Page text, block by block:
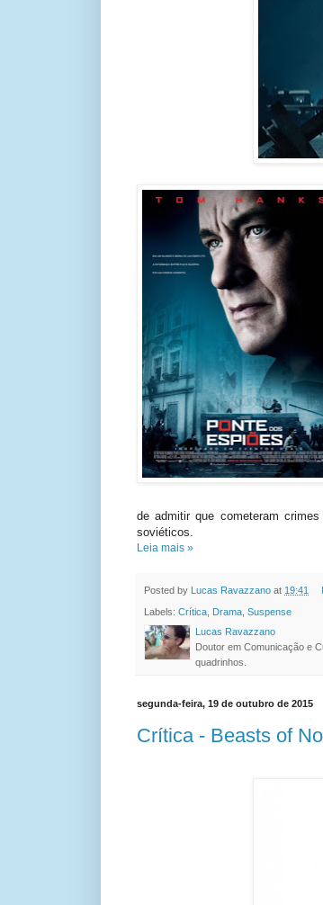
de admitir que cometeram
soviéticos.
Leia mais »
Posted by Lucas Ravazzano at 19:41
Labels: Crítica, Drama, Suspense
Lucas Ravazzano
Doutor em Comunicação e
quadrinhos.
segunda-feira, 19 de outubro de 2015
Crítica - Beasts of